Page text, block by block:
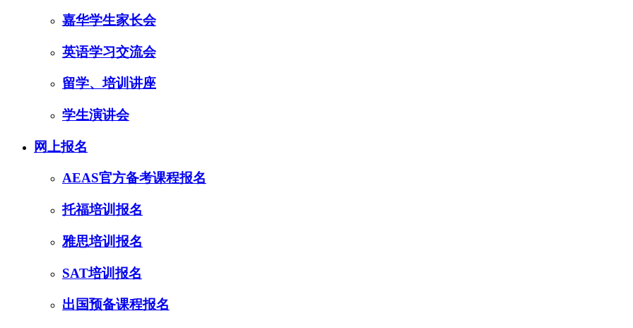
嘉华学生家长会
英语学习交流会
留学、培训讲座
学生演讲会
网上报名
AEAS官方备考课程报名
托福培训报名
雅思培训报名
SAT培训报名
出国预备课程报名